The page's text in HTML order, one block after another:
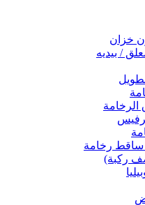
خزان
/ بيديه
الرخامة
ساقط رخامة
ركبة)